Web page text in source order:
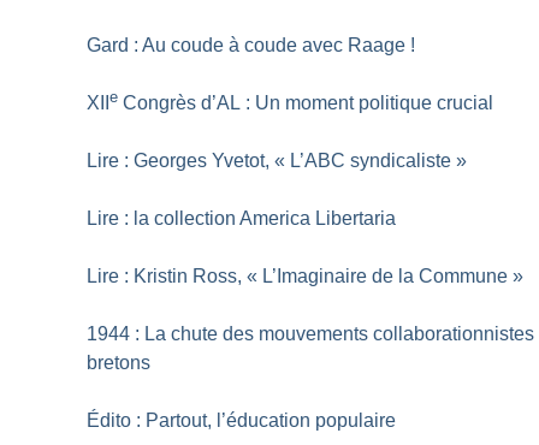
Gard : Au coude à coude avec Raage !
XIIe Congrès d’AL : Un moment politique crucial
Lire : Georges Yvetot, « L’ABC syndicaliste »
Lire : la collection America Libertaria
Lire : Kristin Ross, « L’Imaginaire de la Commune »
1944 : La chute des mouvements collaborationnistes
bretons
Édito : Partout, l’éducation populaire